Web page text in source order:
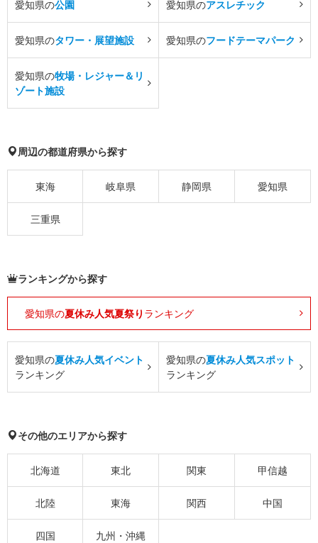
愛知県の公園 愛知県のアスレチック
愛知県のタワー・展望施設 愛知県のフードテーマパーク
愛知県の牧場・レジャー＆リ
ゾート施設
周辺の都道府県から探す
東海 岐阜県 静岡県 愛知県
三重県
ランキングから探す
愛知県の夏休み人気夏祭り ランキング
愛知県の夏休み人気イベント
ランキング
愛知県の夏休み人気スポット
ランキング
その他のエリアから探す
北海道 東北 関東 甲信越
北陸 東海 関西 中国
四国 九州・沖縄